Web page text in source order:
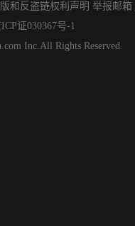
和反盗链权利声明 举报邮箱
证030367号-1
Inc.All Rights Reserved.